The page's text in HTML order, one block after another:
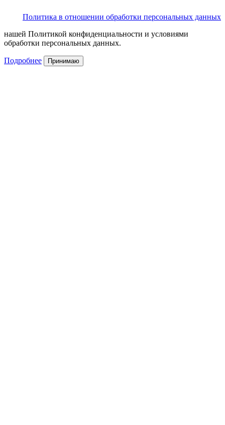
Политика в отношении обработки персональных данных
нашей Политикой конфиденциальности и условиями
обработки персональных данных.
Подробнее Принимаю